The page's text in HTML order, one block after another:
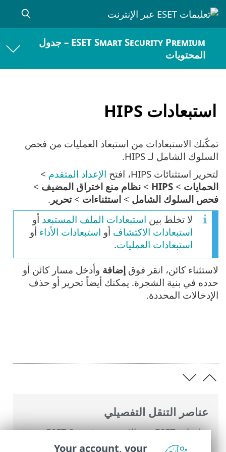
ESET Smart Security Premium – جدول
المحتويات
استبعادات HIPS
عناصر التنقل التفصيلي
تعليمات ESET عبر الإنترنت >
ESET Smart
Security Premium
>الإعداد المتقدم>
تمكّنك الاستبعادات من استبعاد العمليات من فحص
السلوك الشامل لـ HIPS.
لتحرير استثنائات HIPS، افتح
الإعداد المتقدم >
الحمايات >
HIPS
> نظام منع اختراق المضيف >
فحص السلوك الشامل > استثناءات >تحرير .
لا تخلط بين استبعادات الملف المستبعد أو
استبعادات الاكتشاف أو استبعادات الأداء أو
استبعادات العمليات.
لاستثناء كائن، انقر فوق إضافة وأدخل مسار كائن أو
حدده في بنية الشجرة. يمكنك أيضاً تحرير أو حذف
الإدخالات المحددة.
Your account, your